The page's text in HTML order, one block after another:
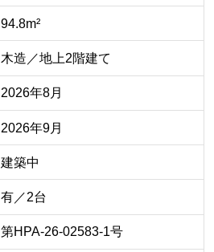
94.8m²
木造／地上2階建て
2026年8月
2026年9月
建築中
有／2台
第HPA-26-02583-1号